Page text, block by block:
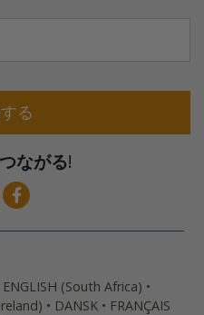
る
つながる!
ENGLISH (South Africa)
DANSK FRANÇAIS